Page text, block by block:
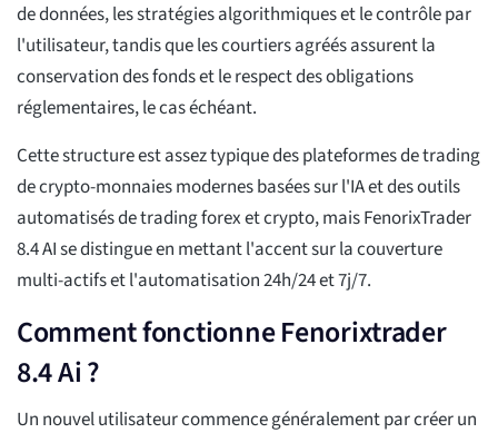
de données, les stratégies algorithmiques et le contrôle par
l'utilisateur, tandis que les courtiers agréés assurent la
conservation des fonds et le respect des obligations
réglementaires, le cas échéant.
Cette structure est assez typique des plateformes de trading
de crypto-monnaies modernes basées sur l'IA et des outils
automatisés de trading forex et crypto, mais FenorixTrader
8.4 AI se distingue en mettant l'accent sur la couverture
multi-actifs et l'automatisation 24h/24 et 7j/7.
Comment fonctionne Fenorixtrader
8.4 Ai ?
Un nouvel utilisateur commence généralement par créer un